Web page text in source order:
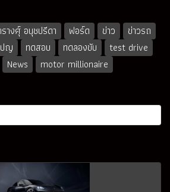
างศุ์ อนุชปรีดา ฟอร์ด ข่าว
ข่าวรถ
ปญ ทดสอบ ทดลองขับ
test drive
News motor millionaire